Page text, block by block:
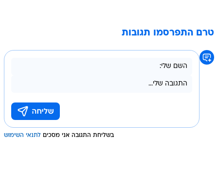
טרם התפרסמו תגובות
בשליחת התגובה אני מסכים לתנאי השימוש